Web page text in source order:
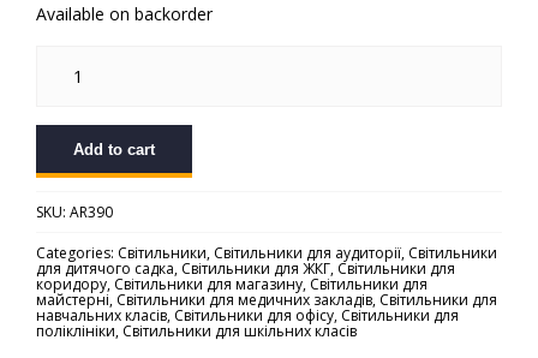
Available on backorder
світлодіодний
20
quantity
Add to cart
SKU: AR390
Categories: Світильники, Світильники для аудиторії, Світильники
для дитячого садка, Світильники для ЖКГ, Світильники для
коридору, Світильники для магазину, Світильники для
майстерні, Світильники для медичних закладів, Світильники для
навчальних класів, Світильники для офісу, Світильники для
поліклініки, Світильники для шкільних класів